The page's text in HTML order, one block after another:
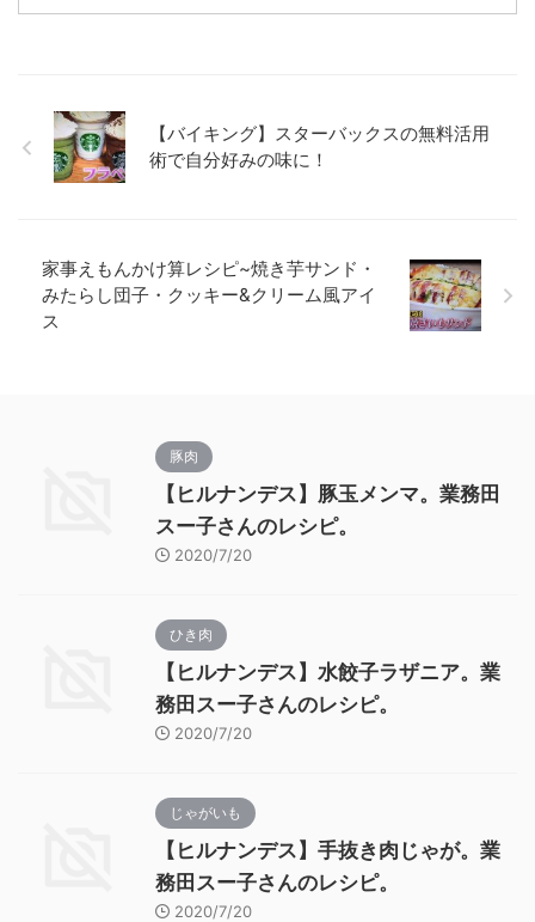
【バイキング】スターバックスの無料活用
術で自分好みの味に！
家事えもんかけ算レシピ~焼き芋サンド・
みたらし団子・クッキー&クリーム風アイ
ス
豚肉
【ヒルナンデス】豚玉メンマ。業務田
スー子さんのレシピ。
2020/7/20
ひき肉
【ヒルナンデス】水餃子ラザニア。業
務田スー子さんのレシピ。
2020/7/20
じゃがいも
【ヒルナンデス】手抜き肉じゃが。業
務田スー子さんのレシピ。
2020/7/20